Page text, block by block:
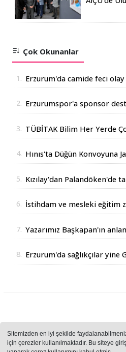
Sitemizden en iyi şekilde
için çerezler kullanılmaktadır. Bu siteye
Çok Okunanlar
1. Erzurum'da camide feci olay
2. Erzurumspor'a sponsor
3. TÜBİTAK Bilim Her Yerde
4. Hınıs'ta Düğün Konvoyuna
5. Kızılay'dan Palandöken'de
6. İstihdam ve mesleki eğitim
7. Yazarımız Başkapan'ın
8. Erzurum'da sağlıkçılar yine